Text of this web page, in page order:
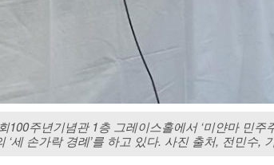
주년기념관 1층 그레이스홀에서 ‘미얀마 민
세 손가락 경례’를 하고 있다. 사진 출처, 전민수,